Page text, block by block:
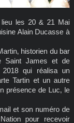
lieu les 20 & 21 Mai
Alain Ducasse à
historien du bar
Saint James et de
2018 qui réalisa un
Tartin et un autre
présence de Luc, le
et son numéro de
pour recevoir